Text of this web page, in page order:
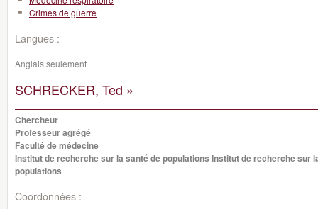
Crimes de guerre
Langues :
Anglais seulement
SCHRECKER, Ted »
Chercheur
Professeur agrégé
Faculté de médecine
Institut de recherche sur la santé de populations Institut de recherche sur
populations
Coordonnées :